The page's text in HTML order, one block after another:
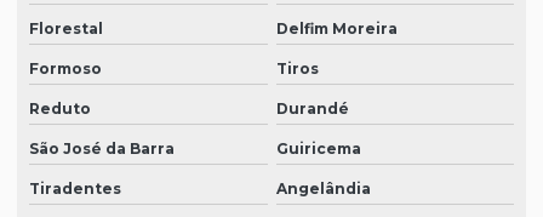
Florestal Delfim Moreira
Formoso Tiros
Reduto Durandé
São José da Barra Guiricema
Tiradentes Angelândia